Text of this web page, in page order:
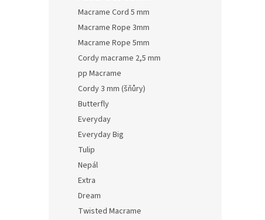
Macrame Cord 5 mm
Macrame Rope 3mm
Macrame Rope 5mm
Cordy macrame 2,5 mm
pp Macrame
Cordy 3 mm (šňůry)
Butterfly
Everyday
Everyday Big
Tulip
Nepál
Extra
Dream
Twisted Macrame